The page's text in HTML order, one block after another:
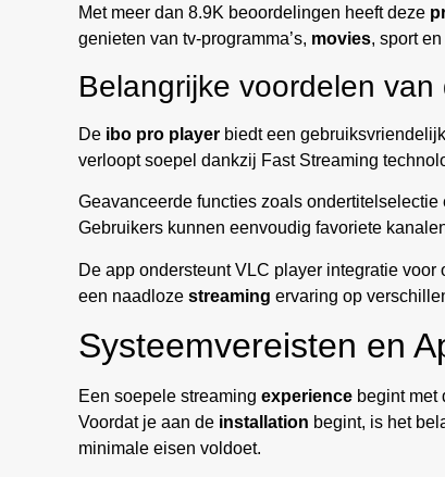
Met meer dan 8.9K beoordelingen heeft deze
genieten van tv-programma’s, movies, sport
Belangrijke voordelen van
De ibo pro player biedt een
verloopt soepel dankzij Fast Streaming
Geavanceerde functies zoals
Gebruikers kunnen eenvoudig favoriete
De app ondersteunt VLC player integratie voor
een naadloze streaming ervaring op
Systeemvereisten en
Een soepele streaming experience begint met
Voordat je aan de installation begint, is het
minimale eisen voldoet.